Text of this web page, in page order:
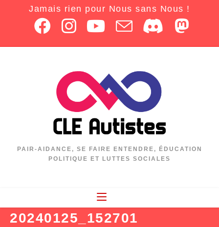
Jamais rien pour Nous sans Nous !
PAIR-AIDANCE, SE FAIRE ENTENDRE, ÉDUCATION
POLITIQUE ET LUTTES SOCIALES
20240125_152701